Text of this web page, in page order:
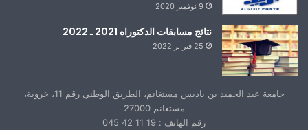
9 نوفمبر 2020
نتائج مسابقات الدكتوراه 2021 ـ 2022
25 فبراير 2022
جامعة عبد الحميد بن باديس مستغانم، الطريق الوطني رقم 11، خروبة،
مستغانم 27000
رقم الهاتف : 19 11 42 045